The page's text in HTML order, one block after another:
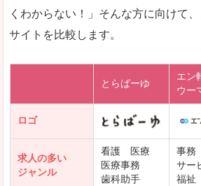
くわからない！」そんな方に向けて
サイトを比較します。
とらばーゆ
エン
ウー
ロゴ
求人の多い
ジャンル
看護 医療
医療事務
歯科助手
事
サー
福